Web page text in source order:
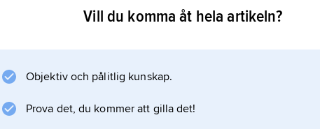
frigavs 1777 och framträdde från 1791 som
mot fransmännen.
Vill du komma åt hela artikeln?
Objektiv och pålitlig kunskap.
Prova det, du kommer att gilla det!